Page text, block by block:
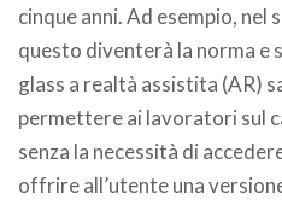
cinque anni. Ad esempio,
questo diventerà la norma e
glass a realtà assistita (AR)
permettere ai lavoratori sul
senza la necessità di
offrire all’utente una